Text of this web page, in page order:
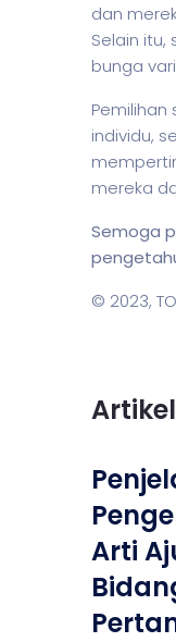
dan
Selain
bunga
individu,
mereka
Semoga
© 2023,
Arti